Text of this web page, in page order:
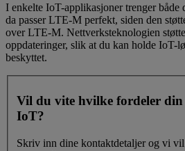
I enkelte IoT-applikasjoner trenger både
da passer LTE-M perfekt, siden den
over LTE-M. Nettverksteknologien
oppdateringer, slik at du kan holde IoT-
beskyttet.
Vil du vite hvilke fordeler
IoT?
Skriv inn dine kontaktdetaljer og vi vil